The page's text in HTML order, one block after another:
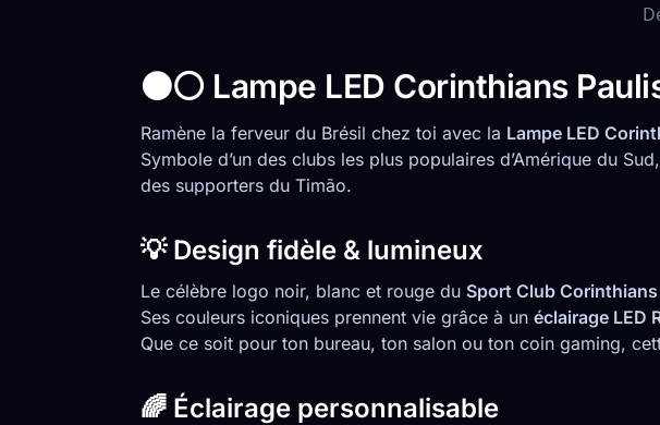
⚫⚪ Lampe LED Corinthians
Ramène la ferveur du Brésil chez toi avec la Lampe LED
Symbole d’un des clubs les plus populaires d’Amérique du
des supporters du Timão.
💡 Design fidèle & lumineux
Le célèbre logo noir, blanc et rouge du Sport Club
Ses couleurs iconiques prennent vie grâce à un éclairage LED
Que ce soit pour ton bureau, ton salon ou ton coin gaming,
🌈 Éclairage personnalisable